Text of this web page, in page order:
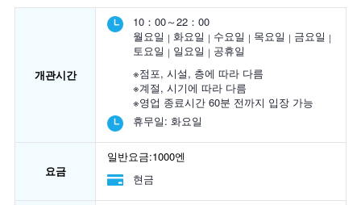
개관시간
10：00～22：00
월요일
화요일 수요일 목요일
금요일
토요일
일요일
공휴일
※점포, 시설, 층에 따라 다름
※계절, 시기에 따라 다름
※영업 종료시간 60분 전까지 입장 가능
휴무일: 화요일
요금
일반요금:1000엔
현금